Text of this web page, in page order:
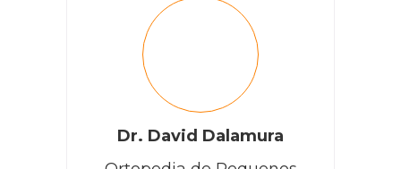
Dr. David Dalamura